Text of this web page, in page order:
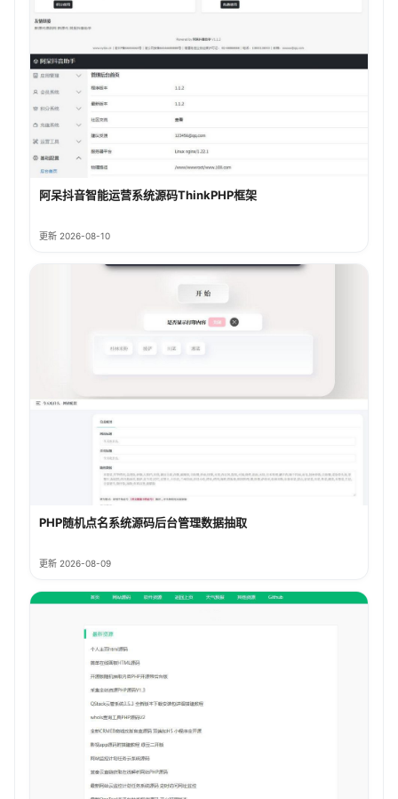
阿呆抖音智能运营系统源码ThinkPHP框架
更新 2026-08-10
PHP随机点名系统源码后台管理数据抽取
更新 2026-08-09